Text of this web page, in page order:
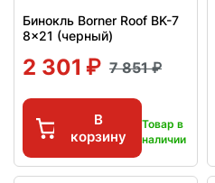
Бинокль Borner Roof BK-7
8x21 (черный)
2 301 7 851
В
корзину
Товар в
наличии